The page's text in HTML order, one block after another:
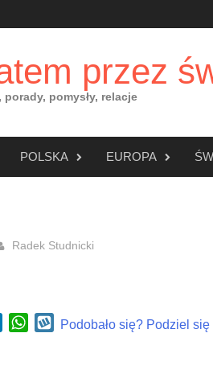
przez
pomysły, relacje
POLSKA EUROPA
Radek Studnicki
LinkedInWhatsApp
Wykop
Podobało się? Podziel